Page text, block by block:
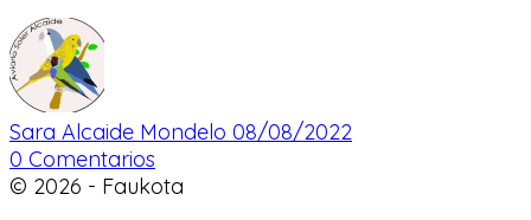
Sara Alcaide Mondelo 08/08/2022
0 Comentarios
© 2026 - Faukota